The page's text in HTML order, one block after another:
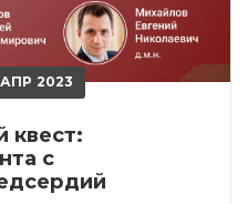
АПР 2023
квест:
с